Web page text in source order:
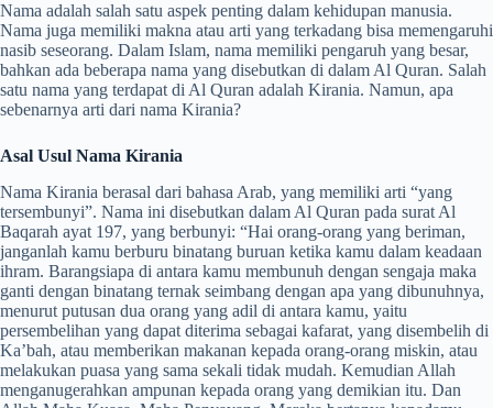
Nama adalah salah satu aspek penting dalam kehidupan manusia.
Nama juga memiliki makna atau arti yang terkadang bisa memengaruhi
nasib seseorang. Dalam Islam, nama memiliki pengaruh yang besar,
bahkan ada beberapa nama yang disebutkan di dalam Al Quran. Salah
satu nama yang terdapat di Al Quran adalah Kirania. Namun, apa
sebenarnya arti dari nama Kirania?
Asal Usul Nama Kirania
Nama Kirania berasal dari bahasa Arab, yang memiliki arti “yang
tersembunyi”. Nama ini disebutkan dalam Al Quran pada surat Al
Baqarah ayat 197, yang berbunyi: “Hai orang-orang yang beriman,
janganlah kamu berburu binatang buruan ketika kamu dalam keadaan
ihram. Barangsiapa di antara kamu membunuh dengan sengaja maka
ganti dengan binatang ternak seimbang dengan apa yang dibunuhnya,
menurut putusan dua orang yang adil di antara kamu, yaitu
persembelihan yang dapat diterima sebagai kafarat, yang disembelih di
Ka’bah, atau memberikan makanan kepada orang-orang miskin, atau
melakukan puasa yang sama sekali tidak mudah. Kemudian Allah
menganugerahkan ampunan kepada orang yang demikian itu. Dan